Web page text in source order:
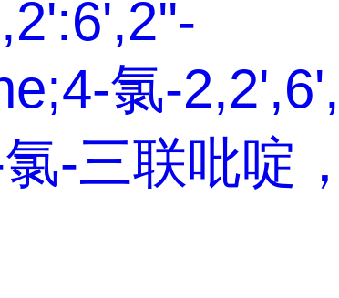
氯-
-三联吡啶